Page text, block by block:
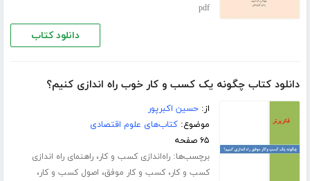
pdf
دانلود کتاب
دانلود کتاب چگونه یک کسب و کار خوب راه اندازی کنیم؟
از:حسین اکبرپور
موضوع:کتاب‌های علوم اقتصادی
۶۵ صفحه
برچسب‌ها:راه‌اندازی کسب و کار،راهنمای راه اﻧﺪازی
ﮐﺴﺐ و ﮐﺎر،کسب و کار موفق، اصول کسب و کار،